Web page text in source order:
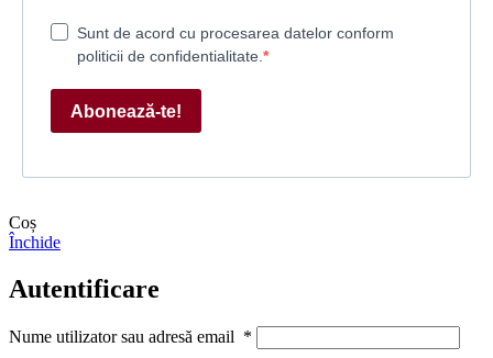
Sunt de acord cu procesarea datelor conform
politicii de confidentialitate.
Abonează-te!
Coș
Închide
Autentificare
Nume utilizator sau adresă email *